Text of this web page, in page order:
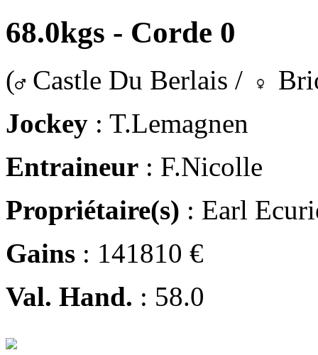
68.0kgs - Corde 0
( Castle Du Berlais /
Jockey : T.Lemagnen
Entraineur : F.Nicolle
Propriétaire(s) : Earl
Gains : 141810 €
Val. Hand. : 58.0